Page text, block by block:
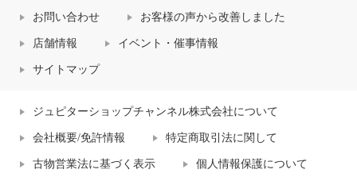
お問い合わせ お客様の声から改善しました
店舗情報 イベント・催事情報
サイトマップ
ジュピターショップチャンネル株式会社について
会社概要/免許情報 特定商取引法に関して
古物営業法に基づく表示 個人情報保護について